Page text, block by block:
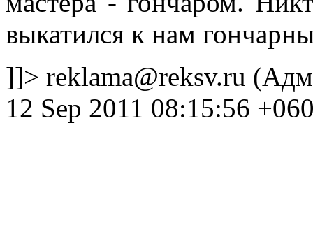
выкатился к нам
]]> reklama@reksv.ru
12 Sep 2011 08:15:56